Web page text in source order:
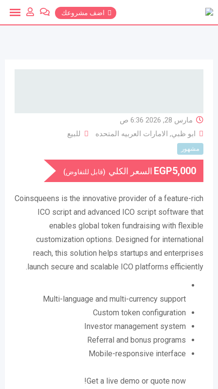
تخطي
اضف مشروعك
مارس 28, 2026 6:36 ص
ابو ظبي, الامارات العربيه المتحده للبيع
مشهور
EGP5,000 السعر الكلي (قابل للتفاوض)
Coinsqueens is the innovative provider of a feature-rich
ICO script and advanced ICO script software that
enables global token fundraising with flexible
customization options. Designed for international
reach, this solution helps startups and enterprises
launch secure and scalable ICO platforms efficiently.
Multi-language and multi-currency support
Custom token configuration
Investor management system
Referral and bonus programs
Mobile-responsive interface
Get a live demo or quote now!